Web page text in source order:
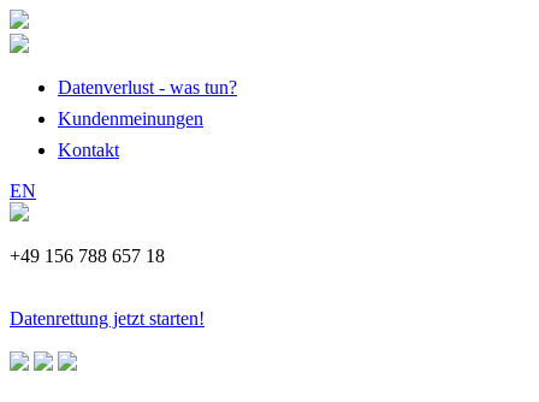
Datenverlust - was tun?
Kundenmeinungen
Kontakt
EN
+49 156 788 657 18
Datenrettung jetzt starten!